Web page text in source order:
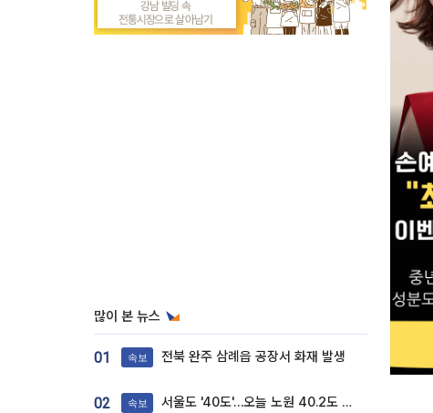
많이 본 뉴스
01 속보 전북 완주 삼례읍 공장서 화재 발생
02 속보 서울도 '40도'…오늘 노원 40.2도 기록